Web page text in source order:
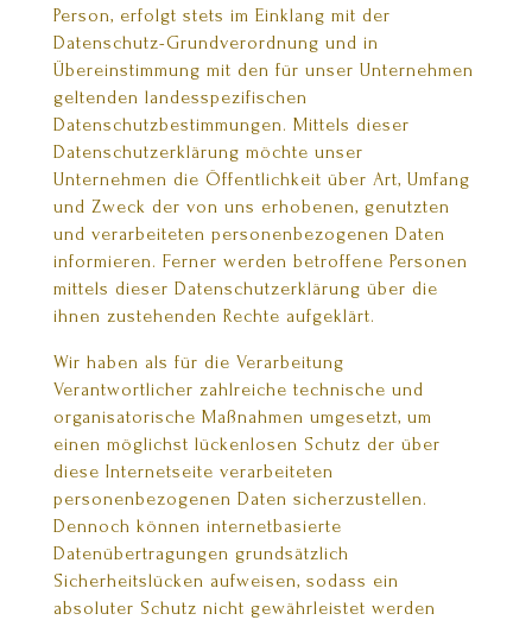
Person, erfolgt stets im Einklang mit der
Datenschutz-Grundverordnung und in
Übereinstimmung mit den für unser Unternehmen
geltenden landesspezifischen
Datenschutzbestimmungen. Mittels dieser
Datenschutzerklärung möchte unser
Unternehmen die Öffentlichkeit über Art, Umfang
und Zweck der von uns erhobenen, genutzten
und verarbeiteten personenbezogenen Daten
informieren. Ferner werden betroffene Personen
mittels dieser Datenschutzerklärung über die
ihnen zustehenden Rechte aufgeklärt.
Wir haben als für die Verarbeitung
Verantwortlicher zahlreiche technische und
organisatorische Maßnahmen umgesetzt, um
einen möglichst lückenlosen Schutz der über
diese Internetseite verarbeiteten
personenbezogenen Daten sicherzustellen.
Dennoch können internetbasierte
Datenübertragungen grundsätzlich
Sicherheitslücken aufweisen, sodass ein
absoluter Schutz nicht gewährleistet werden